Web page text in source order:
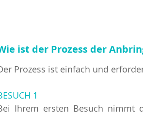
Prozess ist einfach und
1
Ihrem ersten Besuch nimmt
ist der Prozess der